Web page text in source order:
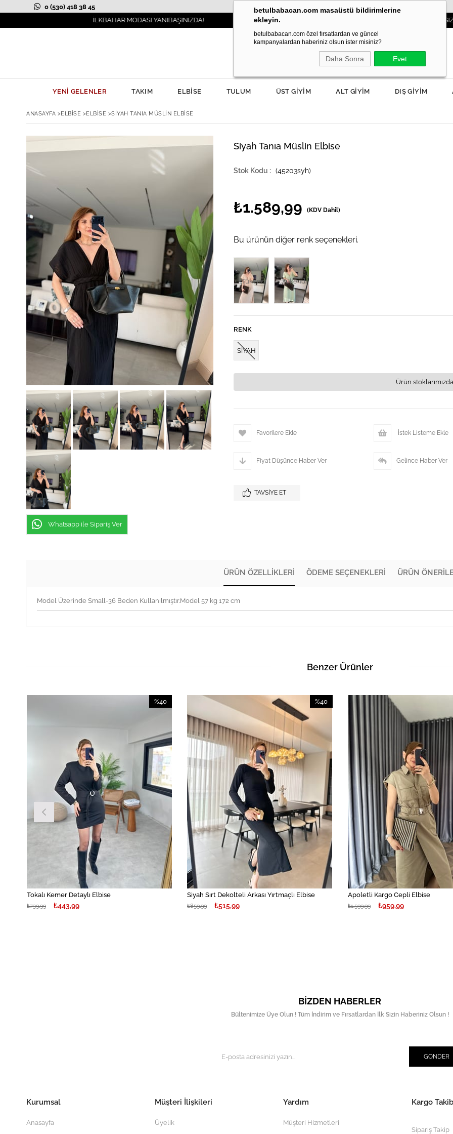
0 (530) 418 38 45
İLKBAHAR MODASI YANIBAŞINIZDA!
3000TL VE ÜZERİ SİPARİŞLERDE KARGO ÜCRETSİZ!
betulbabacan.com masaüstü bildirimlerine
ekleyin.
betulbabacan.com özel fırsatlardan ve güncel
kampanyalardan haberiniz olsun ister misiniz?
Daha Sonra Evet
YENİ GELENLER TAKIM ELBİSE TULUM ÜST GİYİM ALT GİYİM DIŞ GİYİM
ANASAYFA >ELBİSE >ELBİSE >SIYAH TANIA MÜSLIN ELBISE
Whatsapp ile Sipariş Ver
Siyah Tanıa Müslin Elbise
(45203syh)
₺1.589,99 (KDV Dahil)
Bu ürünün diğer renk seçenekleri.
Tükendi Tükendi
RENK
SİYAH
Ürün
Favorilere Ekle İstek Listeme Ekle
Fiyat Düşünce Haber Ver Gelince Haber Ver
TAVSIYE ET
ÜRÜN ÖZELLIKLERI ÖDEME SEÇENEKLERI ÜRÜN
Model Üzerinde Small-36 Beden Kullanılmıştır.Model 57 kg 172 cm
Benzer Ürünler
Tokalı Kemer Detaylı Elbise
₺443,99
₺739,99
%40
Siyah Sırt Dekolteli Arkası Yırtmaçlı Elbise
₺515,99
₺859,99
%40
%40İndirim
Apoletli Kargo Cepli Elbise
₺959,99
₺1.599,99
BIZDEN HABERLER
Bültenimize Üye Olun ! Tüm İndirim ve Fırsatlardan İlk Sizin Haberiniz Olsun !
GÖNDER
Kurumsal
Anasayfa
Müşteri İlişkileri
Üyelik
Yardım
Müşteri Hizmetleri
Kargo
Sipariş Takip